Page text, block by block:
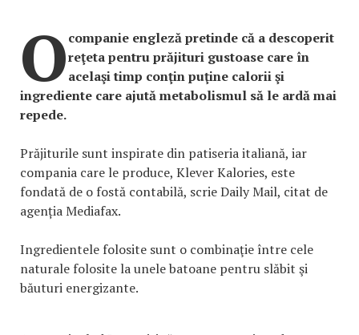
Ocompanie engleză pretinde că a descoperit
reţeta pentru prăjituri gustoase care în
acelaşi timp conţin puţine calorii şi
ingrediente care ajută metabolismul să le ardă mai
repede.
Prăjiturile sunt inspirate din patiseria italiană, iar
compania care le produce, Klever Kalories, este
fondată de o fostă contabilă, scrie Daily Mail, citat de
agenția Mediafax.
Ingredientele folosite sunt o combinaţie între cele
naturale folosite la unele batoane pentru slăbit şi
băuturi energizante.